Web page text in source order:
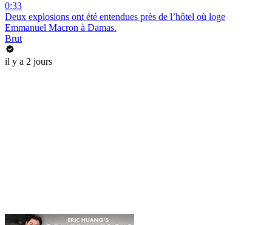
0:33
Deux explosions ont été entendues près de l’hôtel où loge
Emmanuel Macron à Damas.
Brut
il y a 2 jours